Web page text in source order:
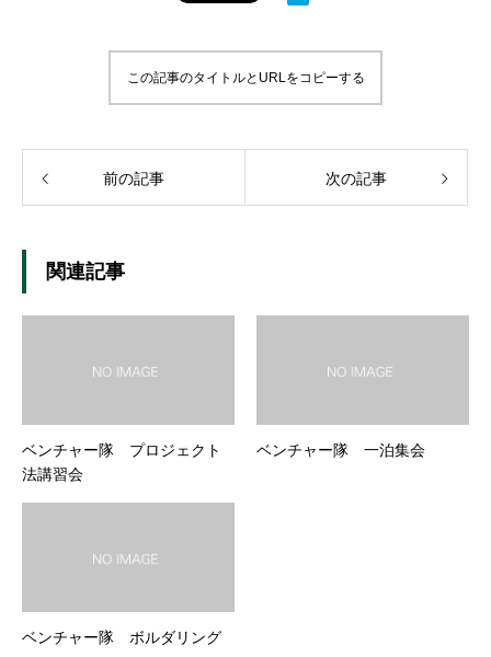
この記事のタイトルとURLをコピーする
前の記事 次の記事
関連記事
ベンチャー隊 プロジェクト
法講習会
ベンチャー隊 一泊集会
ベンチャー隊 ボルダリング